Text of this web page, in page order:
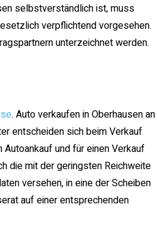
selbstverständlich ist, muss
verpflichtend vorgesehen.
unterzeichnet werden.
. Auto verkaufen in Oberhausen an
entscheiden sich beim Verkauf
und für einen Verkauf
die mit der geringsten Reichweite
versehen, in eine der Scheiben
auf einer entsprechenden